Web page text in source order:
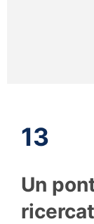
13
Un